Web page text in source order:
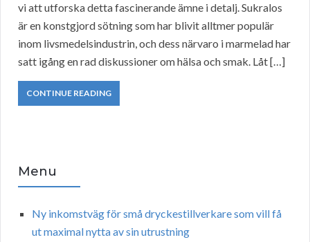
vi att utforska detta fascinerande ämne i detalj. Sukralos
är en konstgjord sötning som har blivit alltmer populär
inom livsmedelsindustrin, och dess närvaro i marmelad har
satt igång en rad diskussioner om hälsa och smak. Låt […]
CONTINUE READING
Menu
Ny inkomstväg för små dryckestillverkare som vill få
ut maximal nytta av sin utrustning